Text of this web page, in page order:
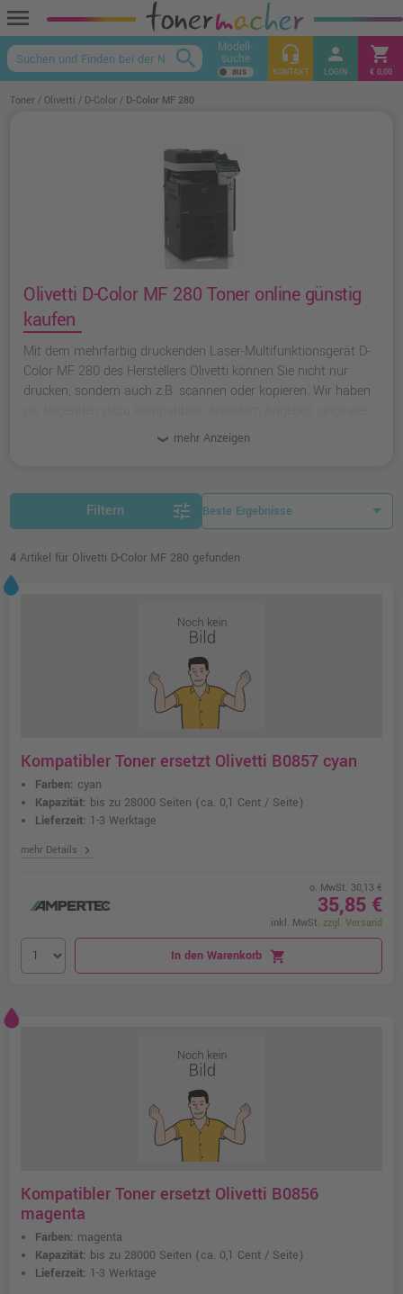
menu
keyboard_arrow_up
search Modell-
suche headset_mic
KONTAKT
person
LOGIN
shopping_cart
€ 0,00
Toner Olivetti D-Color D-Color MF 280
Olivetti D-Color MF 280 Toner online günstig
kaufen
Mit dem mehrfarbig druckenden Laser-Multifunktionsgerät D-
Color MF 280 des Herstellers Olivetti können Sie nicht nur
drucken, sondern auch z.B. scannen oder kopieren. Wir haben
mehr Anzeigen
Filtern tune
4 Artikel für Olivetti D-Color MF 280 gefunden
Kompatibler Toner ersetzt Olivetti B0857 cyan
Farben: cyan
Kapazität: bis zu 28000 Seiten (ca. 0,1 Cent / Seite)
Lieferzeit: 1-3 Werktage
mehr Details chevron_right
o. MwSt. 30,13 €
35,85 €
inkl. MwSt. zzgl. Versand
In den Warenkorb shopping_cart
Kompatibler Toner ersetzt Olivetti B0856
magenta
Farben: magenta
Kapazität: bis zu 28000 Seiten (ca. 0,1 Cent / Seite)
Lieferzeit: 1-3 Werktage